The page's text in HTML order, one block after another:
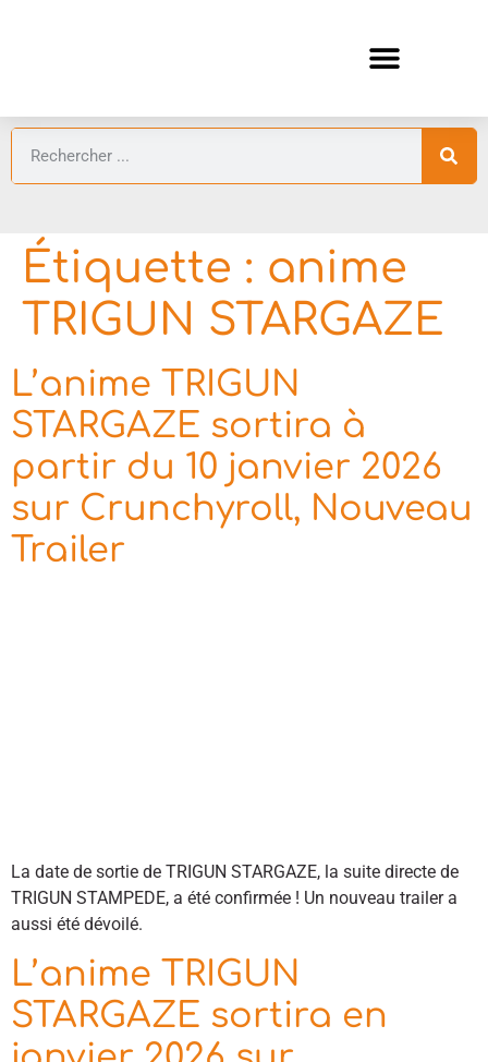
Étiquette : anime
TRIGUN STARGAZE
L’anime TRIGUN
STARGAZE sortira à
partir du 10 janvier 2026
sur Crunchyroll, Nouveau
Trailer
La date de sortie de TRIGUN STARGAZE, la suite directe de
TRIGUN STAMPEDE, a été confirmée ! Un nouveau trailer a
aussi été dévoilé.
L’anime TRIGUN
STARGAZE sortira en